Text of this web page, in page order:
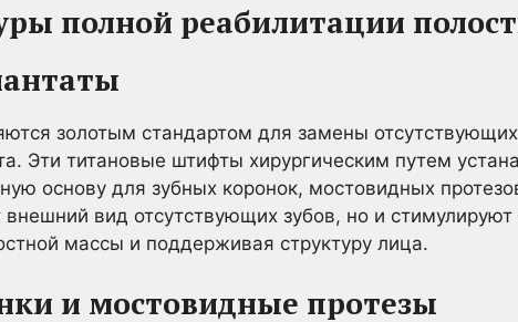
полной реабилитации
золотым стандартом для замены
Эти титановые штифты хирургическим путем
основу для зубных коронок, мостовидных
внешний вид отсутствующих зубов, но и
массы и поддерживая структуру лица.
и мостовидные протезы